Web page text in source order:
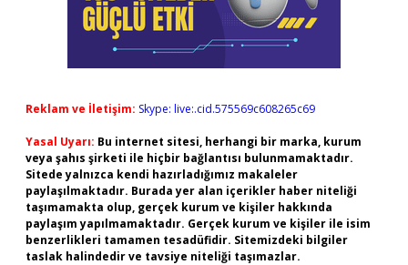
Reklam ve İletişim: Skype: live:.cid.575569c608265c69
Yasal Uyarı: Bu internet sitesi, herhangi bir marka, kurum
veya şahıs şirketi ile hiçbir bağlantısı bulunmamaktadır.
Sitede yalnızca kendi hazırladığımız makaleler
paylaşılmaktadır. Burada yer alan içerikler haber niteliği
taşımamakta olup, gerçek kurum ve kişiler hakkında
paylaşım yapılmamaktadır. Gerçek kurum ve kişiler ile isim
benzerlikleri tamamen tesadüfidir. Sitemizdeki bilgiler
taslak halindedir ve tavsiye niteliği taşımazlar.